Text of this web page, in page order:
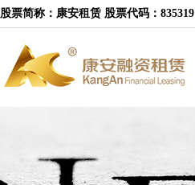
股票简称：康安租赁 股票代码：835319